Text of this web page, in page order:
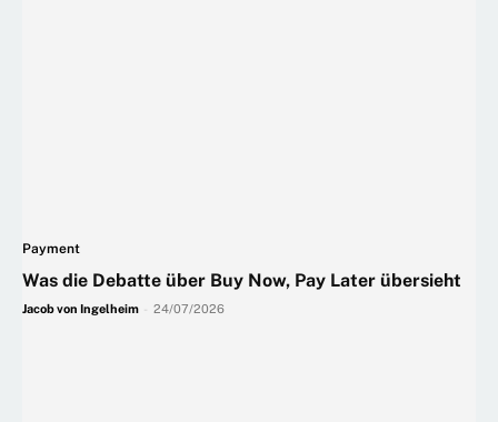
Payment
Was die Debatte über Buy Now, Pay Later übersieht
Jacob von Ingelheim 24/07/2026